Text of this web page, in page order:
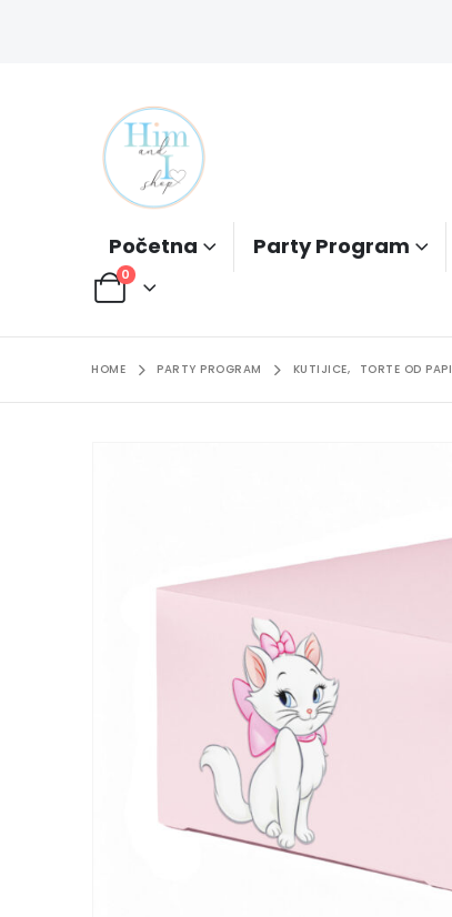
Početna Party Program
0
HOME PARTY PROGRAM KUTIJICE, TORTE OD